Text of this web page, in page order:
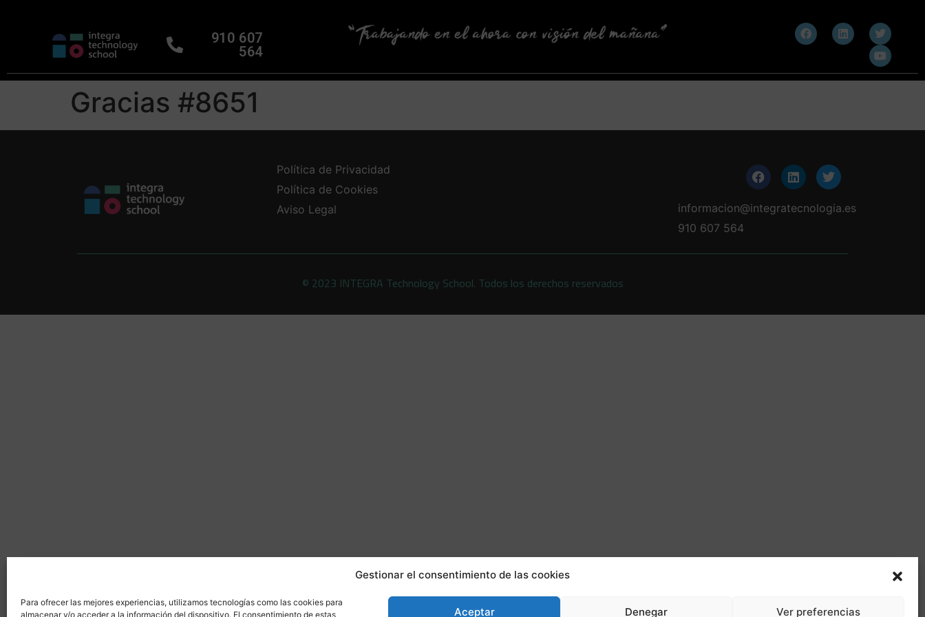
Gestionar el consentimiento de las cookies
Para ofrecer las mejores experiencias, utilizamos tecnologías como las cookies para
almacenar y/o acceder a la información del dispositivo. El consentimiento de estas
Aceptar Denegar Ver preferencias
910 607
564
Gracias #8651
Política de Privacidad
Política de Cookies
Aviso Legal
informacion@integratecnologia.es
910 607 564
© 2023 INTEGRA Technology School. Todos los derechos reservados